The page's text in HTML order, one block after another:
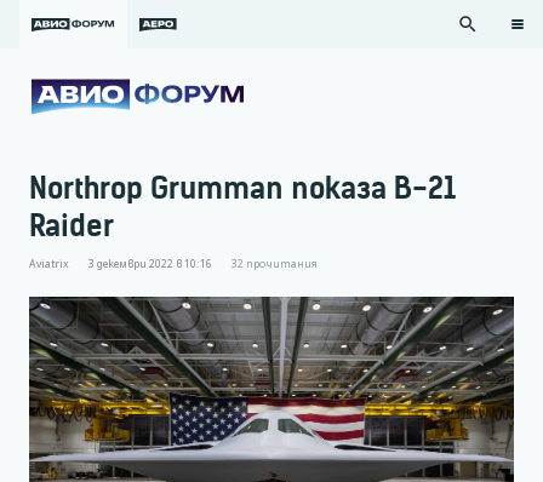
search
Northrop Grumman показа B-21
Raider
Aviatrix 3 декември 2022 в 10:16 32 прочитания